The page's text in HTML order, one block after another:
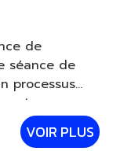
de
processus
non
afin
VOIR PLUS